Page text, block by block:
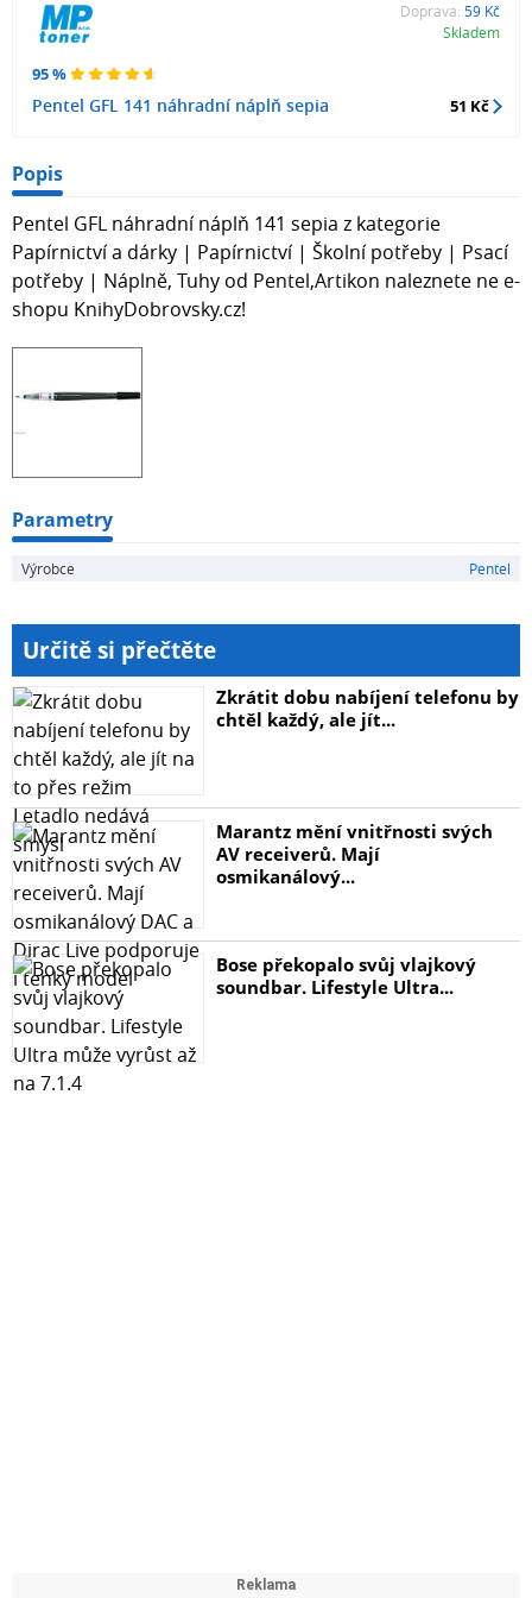
95 %
Pentel GFL 141 náhradní náplň sepia
Doprava: 59 Kč
Skladem
51 Kč
Popis
Pentel GFL náhradní náplň 141 sepia z kategorie
Papírnictví a dárky | Papírnictví | Školní potřeby | Psací
potřeby | Náplně, Tuhy od Pentel,Artikon naleznete ne e-
shopu KnihyDobrovsky.cz!
Parametry
Výrobce Pentel
Určitě si přečtěte
Zkrátit dobu nabíjení telefonu by
chtěl každý, ale jít...
Marantz mění vnitřnosti svých
AV receiverů. Mají
osmikanálový...
Bose překopalo svůj vlajkový
soundbar. Lifestyle Ultra...